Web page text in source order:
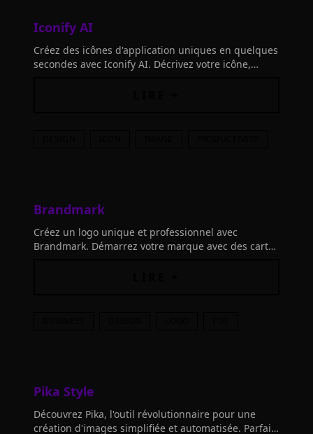
Iconify AI
Créez des icônes d'application uniques en quelques
secondes avec Iconify AI. Décrivez votre icône,
Brandmark
Créez un logo unique et professionnel avec
Brandmark. Démarrez votre marque avec des cartes
Pika Style
Découvrez Pika, l'outil révolutionnaire pour une
création d'images simplifiée et automatisée. Parfait